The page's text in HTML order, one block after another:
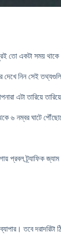
তো একটা সময়
দেখে নিন সেই
এটা তারিয়ে
৬ নম্বর ঘাটে
প্রবল ট্র্যাফিক
তবে দরাদরিটা